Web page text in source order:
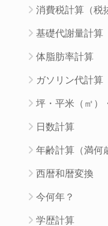
消費税計算（税
基礎代謝量計算
体脂肪率計算
ガソリン代計算
坪・平米（㎡）
日数計算
年齢計算（満何
西暦和暦変換
今何年？
学歴計算